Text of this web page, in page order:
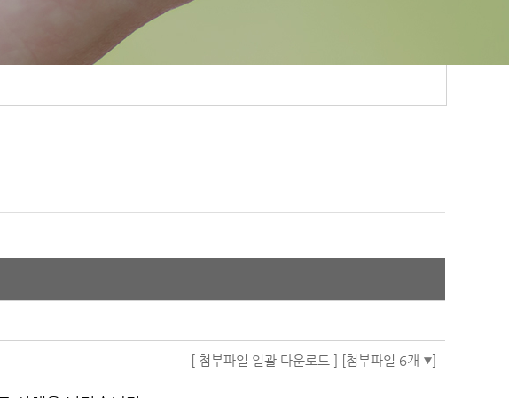
[ 첨부파일 일괄 다운로드 ] [첨부파일 6개 ]